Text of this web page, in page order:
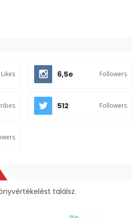
Likes 6,5e Followers
512 Followers
találsz.